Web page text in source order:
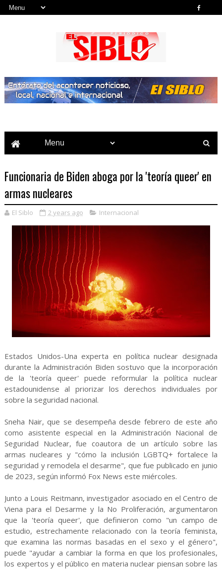
Funcionaria de Biden aboga por la 'teoría queer' en
armas nucleares
El Siblo 2 years ago Internacional
Estados Unidos-Una experta en política nuclear designada
durante la Administración Biden sostuvo que la incorporación
de la 'teoría queer' puede reformular la política nuclear
estadounidense al priorizar los derechos individuales por
sobre la seguridad nacional.
Sneha Nair, que se desempeña desde febrero de este año
como asistente especial en la Administración Nacional de
Seguridad Nuclear, fue coautora de un artículo sobre las
armas nucleares y "cómo la inclusión LGBTQ+ fortalece la
seguridad y remodela el desarme", que fue publicado en junio
de 2023, según informó Fox News este miércoles.
Junto a Louis Reitmann, investigador asociado en el Centro de
Viena para el Desarme y la No Proliferación, argumentaron
que la 'teoría queer', que definieron como "un campo de
estudio, estrechamente relacionado con la teoría feminista,
que examina las normas basadas en el sexo y el género",
puede "ayudar a cambiar la forma en que los profesionales,
los expertos y el público en materia nuclear piensan sobre las